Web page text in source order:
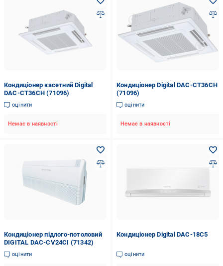
Кондиціонер касетний Digital
DAC-CT36CH (71096)
оцінити
Немає в наявності
Кондиціонер Digital DAC-CT36CH
(71096)
оцінити
Немає в наявності
Кондиціонер підлого-потоловий
DIGITAL DAC-CV24CI (71342)
оцінити
Кондиціонер Digital DAC-18C5
оцінити